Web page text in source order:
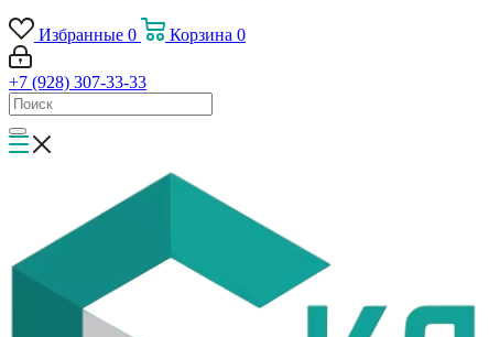
Избранные 0 Корзина 0
+7 (928) 307-33-33